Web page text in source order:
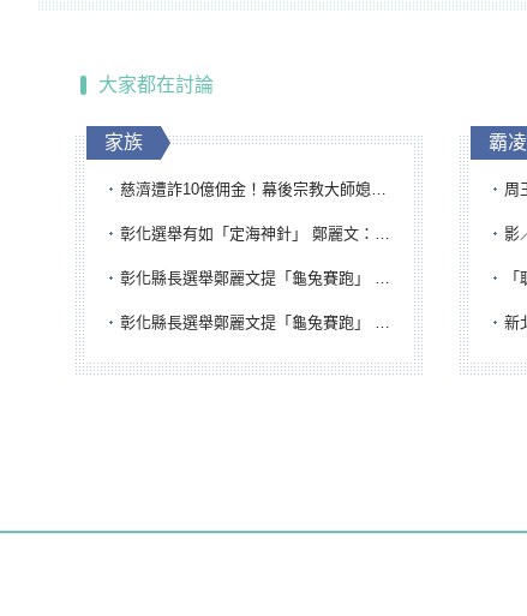
大家都在討論
家族
慈濟遭詐10億佣金！幕後宗教大師媳婦獲100萬交保...快步奔離不發一語
彰化選舉有如「定海神針」 鄭麗文：傾全黨之力讓彰化贏
彰化縣長選舉鄭麗文提「龜兔賽跑」 綠營、無黨籍忙否認是烏龜
彰化縣長選舉鄭麗文提「龜兔賽跑」 綠營、無黨籍忙否認是烏龜
霸凌
周玉
影／
「
新